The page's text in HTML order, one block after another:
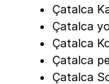
Çatalca
Çatalca
Çatalca
Çatalca
Çatalca